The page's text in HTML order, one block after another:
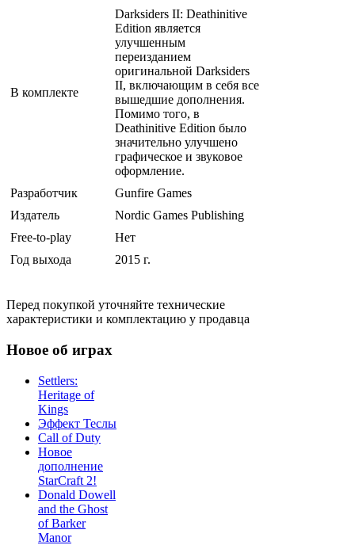
В комплекте
Darksiders II: Deathinitive
Edition является
улучшенным
переизданием
оригинальной Darksiders
II, включающим в себя все
вышедшие дополнения.
Помимо того, в
Deathinitive Edition было
значительно улучшено
графическое и звуковое
оформление.
Разработчик
Gunfire Games
Издатель
Nordic Games Publishing
Free-to-play
Нет
Год выхода
2015 г.
Перед покупкой уточняйте технические
характеристики и комплектацию у продавца
Новое об играх
Settlers:
Heritage of
Kings
Эффект Теслы
Call of Duty
Новое
дополнение
StarCraft 2!
Donald Dowell
and the Ghost
of Barker
Manor